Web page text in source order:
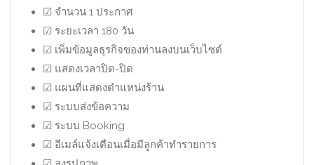
☑ จำนวน 1 ประกาศ
☑ ระยะเวลา 180 วัน
☑ เพิ่มข้อมูลธุรกิจของท่านลงบนเว็บไซต์
☑ แสดงเวลาปิด-ปิด
☑ แผนที่แสดงตำแหน่งร้าน
☑ ระบบส่งข้อความ
☑ ระบบ Booking
☑ อีเมล์แจ้งเตือนเมื่อมีลูกค้าทำรายการ